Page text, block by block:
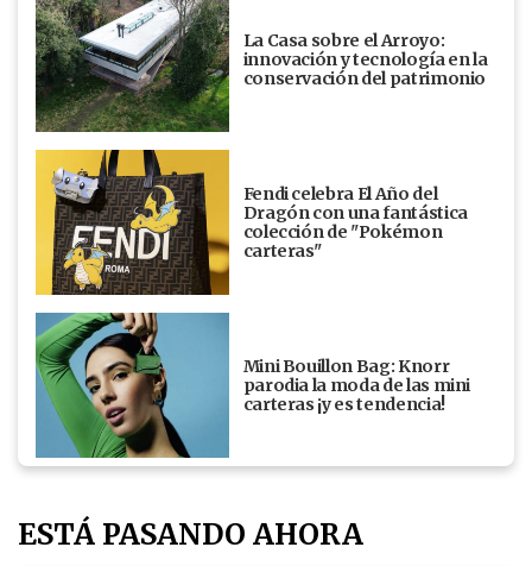
La Casa sobre el Arroyo:
innovación y tecnología en la
conservación del patrimonio
Fendi celebra El Año del
Dragón con una fantástica
colección de "Pokémon
carteras"
Mini Bouillon Bag: Knorr
parodia la moda de las mini
carteras ¡y es tendencia!
ESTÁ PASANDO AHORA